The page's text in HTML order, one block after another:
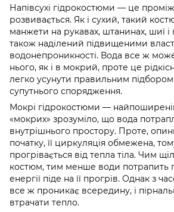
Напівсухі гідрокостюми — це
розвивається. Як і сухий, такий
манжети на рукавах, штанинах, шиї і
також наділений підвищеними
водонепроникності. Вода все ж
нього, як і в мокрий, проте це
легко усунути правильним
супутнього спорядження.
Мокрі гідрокостюми —
«мокрих» зрозуміло, що вода
внутрішнього простору. Проте,
початку, її циркуляція обмежена,
прогрівається від тепла тіла. Чим
костюм, тим менше води потрапить
енергії піде на її прогрів. Однак з
все ж проникає всередину, і
втрачати тепло.